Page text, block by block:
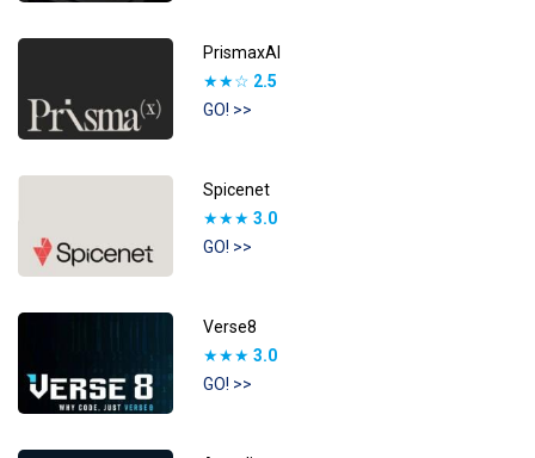
PrismaxAI
★★☆ 2.5
GO! >>
Spicenet
★★★ 3.0
GO! >>
Verse8
★★★ 3.0
GO! >>